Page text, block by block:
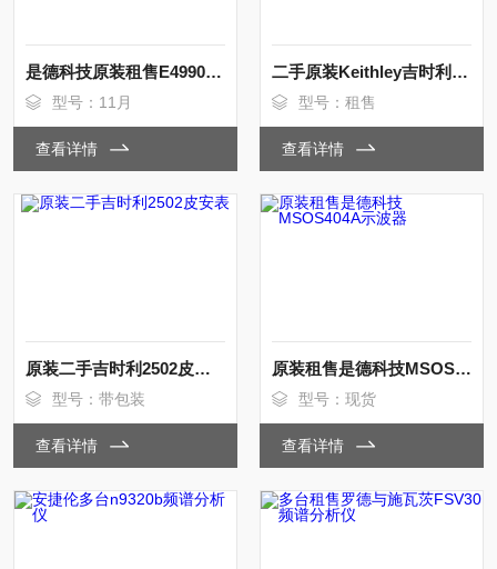
是德科技原装租售E4990A阻抗分析仪120M等
型号：11月
查看详情
二手原装Keithley吉时利2601B数字源表
型号：租售
查看详情
原装二手吉时利2502皮安表
型号：带包装
查看详情
原装租售是德科技MSOS404A示波器
型号：现货
查看详情